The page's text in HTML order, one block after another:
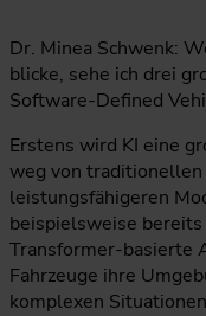
Dr. Minea Schwenk:
blicke, sehe ich drei
Software-Defined
Erstens wird KI eine
weg von
leistungsfähigeren
beispielsweise
Transformer-basierte
Fahrzeuge ihre
komplexen